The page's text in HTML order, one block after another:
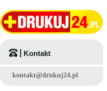
Kontakt
kontakt@drukuj24.pl